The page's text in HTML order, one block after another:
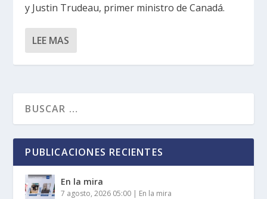
y Justin Trudeau, primer ministro de Canadá.
LEE MAS
PUBLICACIONES RECIENTES
En la mira
7 agosto, 2026 05:00 | En la mira